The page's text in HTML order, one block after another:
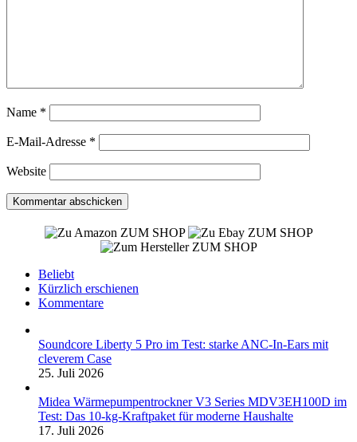
Name *
E-Mail-Adresse *
Website
ZUM SHOP
ZUM SHOP
ZUM SHOP
Beliebt
Kürzlich erschienen
Kommentare
Soundcore Liberty 5 Pro im Test: starke ANC-In-Ears mit
cleverem Case
25. Juli 2026
Midea Wärmepumpentrockner V3 Series MDV3EH100D im
Test: Das 10-kg-Kraftpaket für moderne Haushalte
17. Juli 2026